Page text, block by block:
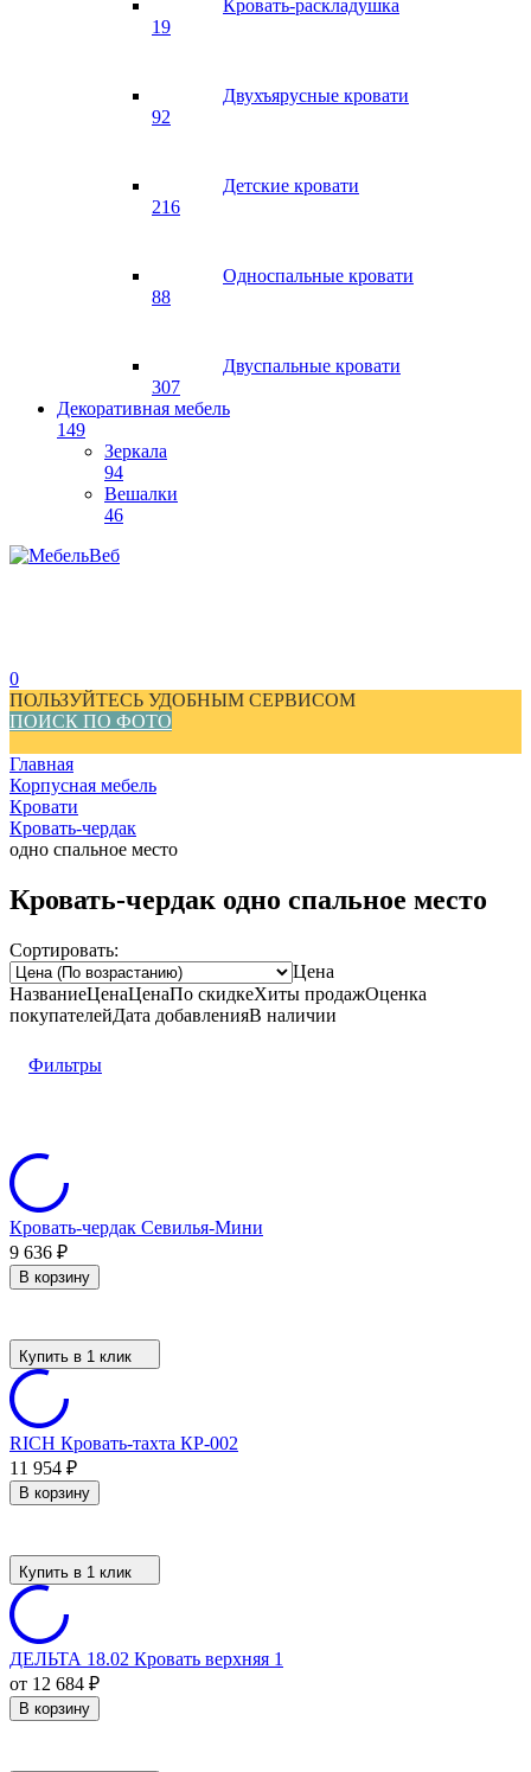
Кровать-раскладушка
19
Двухъярусные кровати
92
Детские кровати
216
Односпальные кровати
88
Двуспальные кровати
307
Декоративная мебель
149
Зеркала
94
Вешалки
46
0
ПОЛЬЗУЙТЕСЬ УДОБНЫМ СЕРВИСОМ
ПОИСК ПО ФОТО
Главная
Корпусная мебель
Кровати
Кровать-чердак
одно спальное место
Кровать-чердак одно спальное место
Сортировать:
Цена
НазваниеЦенаЦенаПо скидкеХиты продажОценка
покупателейДата добавленияВ наличии
Фильтры
Кровать-чердак Севилья-Мини
9 636 ₽
В корзину
Купить в 1 клик
RICH Кровать-тахта КР-002
11 954 ₽
В корзину
Купить в 1 клик
ДЕЛЬТА 18.02 Кровать верхняя 1
от 12 684 ₽
В корзину